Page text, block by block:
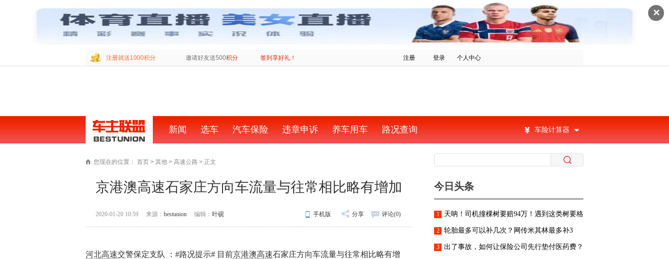
✕
注册就送1000积分 邀请好友送500积分 签到享好礼！ 注册 登录 个人中心
页
新闻 选车 汽车保险 违章申诉 养车用车 路况查询 车险计算器
您现在的位置： 首页 > 其他 > 高速公路 > 正文
京港澳高速石家庄方向车流量与往常相比略有增加
2020-01-20 10:59 来源： bestunion 编辑： 叶砚 评论(0)
分享
手机版
河北高速交警保定支队 ：#路况提示# 目前京港澳高速石家庄方向车流量与往常相比略有增
今日头条
1
天呐！司机撞棵树要赔94万！遇到这类树要格
外小心..
2
轮胎最多可以补几次？网传米其林最多补3
次，是真的吗？
3 出了事故，如何让保险公司先行垫付医药费？